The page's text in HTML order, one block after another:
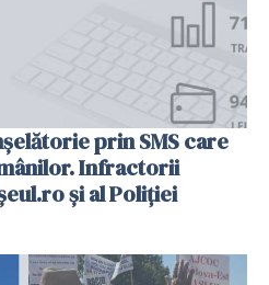
prin SMS care
Infractorii
și al Poliției